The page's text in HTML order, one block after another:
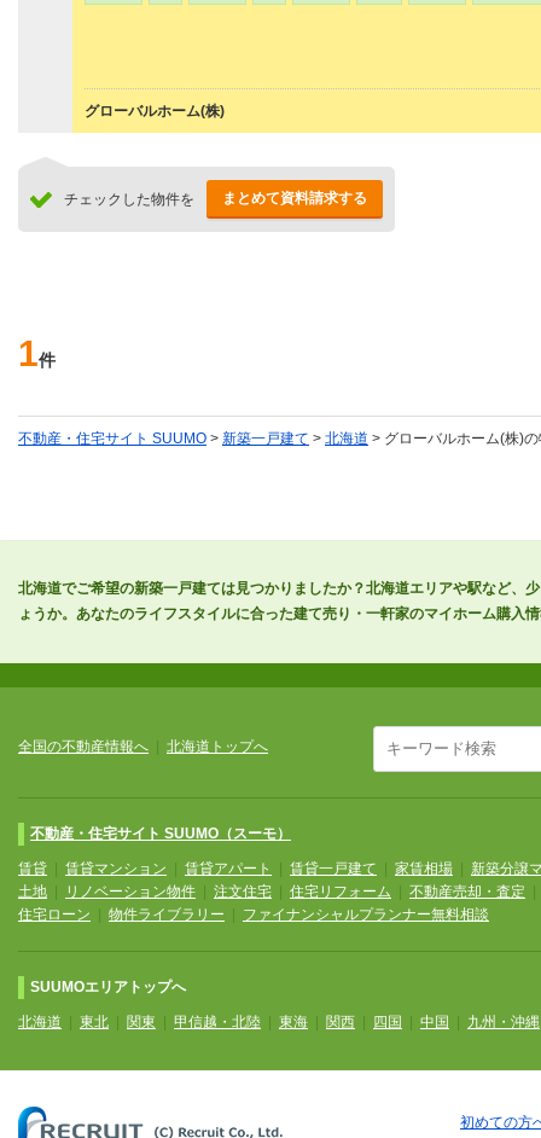
グローバルホーム(株)
チェックした物件を まとめて資料請求する
1件
不動産・住宅サイト SUUMO > 新築一戸建て > 北海道 > グローバルホーム(株)
北海道でご希望の新築一戸建ては見つかりましたか？北海道エリアや駅など、
ょうか。あなたのライフスタイルに合った建て売り・一軒家のマイホーム購入
全国の不動産情報へ 北海道トップへ
不動産・住宅サイト SUUMO（スーモ）
賃貸 賃貸マンション 賃貸アパート 賃貸一戸建て 家賃相場
新築分譲
土地
リノベーション物件 注文住宅 住宅リフォーム 不動産売却・査定
住宅ローン
物件ライブラリー ファイナンシャルプランナー無料相談
SUUMOエリアトップへ
北海道 東北 関東 甲信越・北陸 東海 関西 四国 中国 九州・沖縄
初めての方